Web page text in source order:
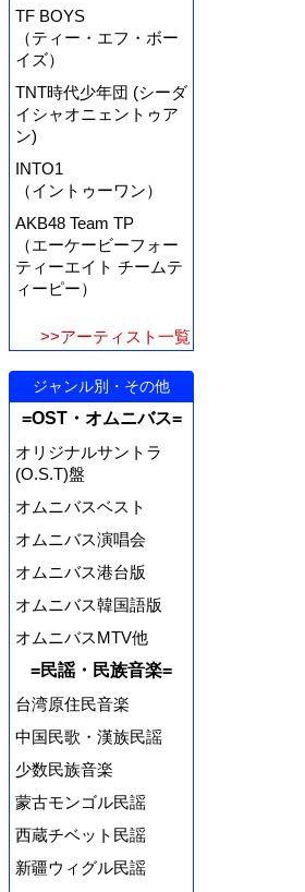
TF BOYS
（ティー・エフ・ボー
イズ）
TNT時代少年団 (シーダ
イシャオニェントゥア
ン)
INTO1
（イントゥーワン）
AKB48 Team TP
（エーケービーフォー
ティーエイト チームテ
ィーピー）
>>アーティスト一覧
ジャンル別・その他
=OST・オムニバス=
オリジナルサントラ
(O.S.T)盤
オムニバスベスト
オムニバス演唱会
オムニバス港台版
オムニバス韓国語版
オムニバスMTV他
=民謡・民族音楽=
台湾原住民音楽
中国民歌・漢族民謡
少数民族音楽
蒙古モンゴル民謡
西蔵チベット民謡
新疆ウィグル民謡